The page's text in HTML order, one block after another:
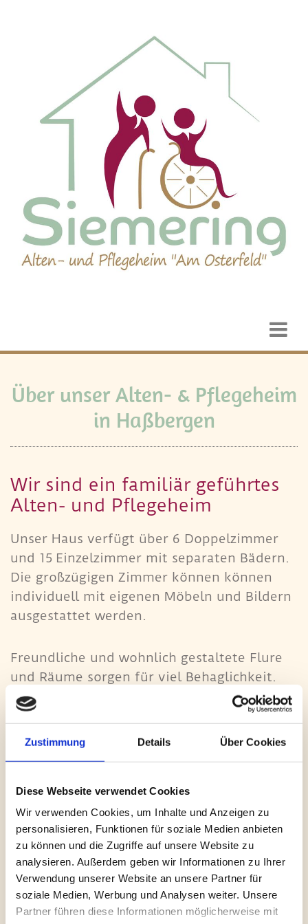
Zustimmung Details Über Cookies
Diese Webseite verwendet Cookies
Wir verwenden Cookies, um Inhalte und Anzeigen zu
personalisieren, Funktionen für soziale Medien anbieten
zu können und die Zugriffe auf unsere Website zu
analysieren. Außerdem geben wir Informationen zu Ihrer
Verwendung unserer Website an unsere Partner für
soziale Medien, Werbung und Analysen weiter. Unsere
Partner führen diese Informationen möglicherweise mit
Über unser Alten- & Pflegeheim
in Haßbergen
Wir sind ein familiär geführtes
Alten- und Pflegeheim
Unser Haus verfügt über 6 Doppelzimmer
und 15 Einzelzimmer mit separaten Bädern.
Die großzügigen Zimmer können können
individuell mit eigenen Möbeln und Bildern
ausgestattet werden.
Freundliche und wohnlich gestaltete Flure
und Räume sorgen für viel Behaglichkeit.
Eine großzügige Sommerterrasse und ein
herrlicher Garten laden bei schönem Wetter
zum Verweilen ein.
abwechslungsreiche Kost, die individuell auf
die Bedürfnisse der Bewohner abgestimmt
wird.
Unser Team ist fachlich kompetent
ausgebildet und nimmt regelmäßig an
Fortbildungen teil. Sauberkeit und Hygiene
haben bei uns einen hohen Stellenwert. Gut